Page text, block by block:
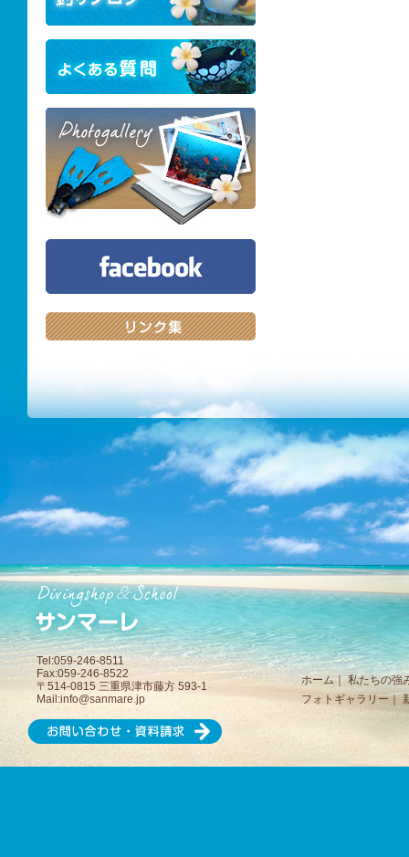
Tel:059-246-8511
Fax:059-246-8522
〒514-0815 三重県津市藤方 593-1
Mail:info@sanmare.jp
ホーム
私たちの強
フォトギャラリー｜